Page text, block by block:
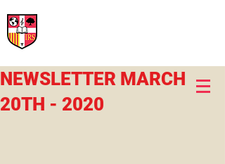
NEWSLETTER MARCH
20TH - 2020